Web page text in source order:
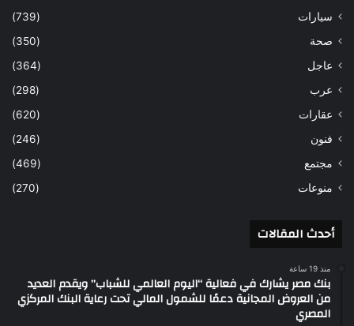
سيارات
(739)
صحة
(350)
عاجل
(364)
عرب
(298)
عقارات
(620)
فنون
(246)
مجتمع
(469)
منوعات
(270)
أحدث المقالات
منذ 19 ساعة
بنك مصر يشارك في فعالية “اليوم العالمي للشباب” ويقدم العديد
من العروض المجانية دعمًا للشمول المالي تحت رعاية البنك المركزي
المصري